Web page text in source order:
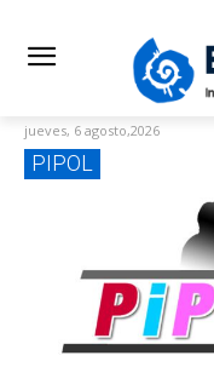
jueves, 6 agosto,2026
PIPOL